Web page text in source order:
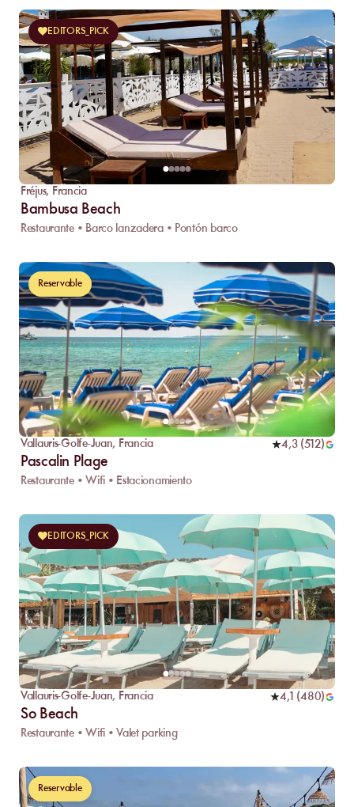
EDITORS_PICK
Fréjus, Francia
Bambusa Beach
Restaurante • Barco lanzadera • Pontón barco
Reservable
Vallauris-Golfe-Juan, Francia 4,3(512)
Pascalin Plage
Restaurante • Wifi • Estacionamiento
EDITORS_PICK
Vallauris-Golfe-Juan, Francia 4,1 (480)
So Beach
Restaurante • Wifi • Valet parking
Reservable